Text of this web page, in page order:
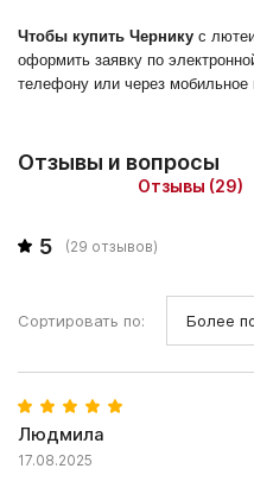
Чтобы купить Чернику с
оформить заявку по
телефону или через мобильное
Отзывы и вопросы
Отзывы (29)
5 (29 отзывов)
Сортировать по:
Людмила
17.08.2025